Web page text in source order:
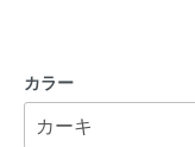
カラー